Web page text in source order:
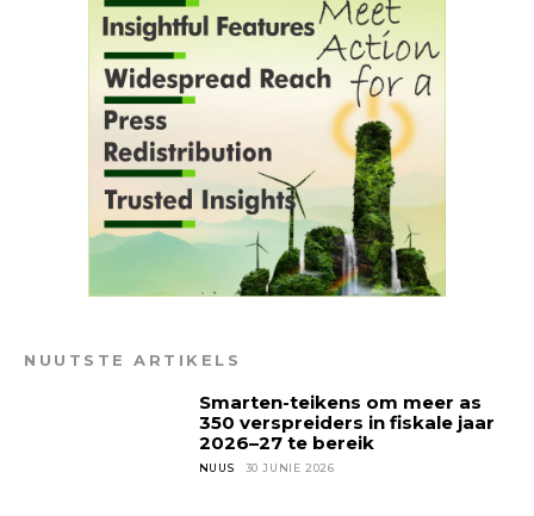
NUUTSTE ARTIKELS
Smarten-teikens om meer as
350 verspreiders in fiskale jaar
2026–27 te bereik
NUUS 30 JUNIE 2026